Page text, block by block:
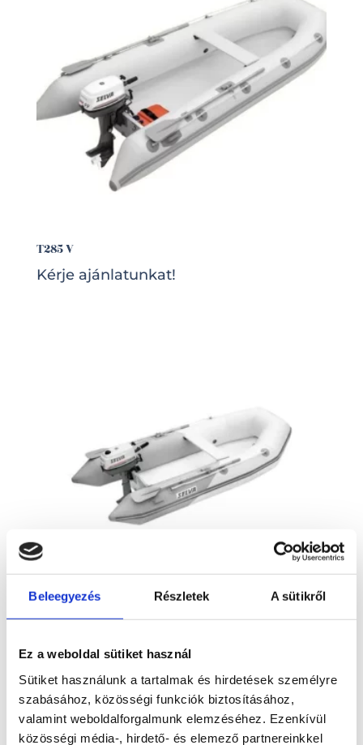
Beleegyezés Részletek A sütikről
Ez a weboldal sütiket használ
Sütiket használunk a tartalmak és hirdetések személyre
szabásához, közösségi funkciók biztosításához,
valamint weboldalforgalmunk elemzéséhez. Ezenkívül
közösségi média-, hirdető- és elemező partnereinkkel
T285 V
Kérje ajánlatunkat!
T310 A
Kérje ajánlatunkat!